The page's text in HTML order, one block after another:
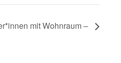
mit Wohnraum –